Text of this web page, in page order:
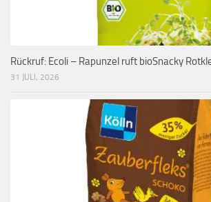
Rückruf: Ecoli – Rapunzel ruft bioSnacky
31 JULI, 2026